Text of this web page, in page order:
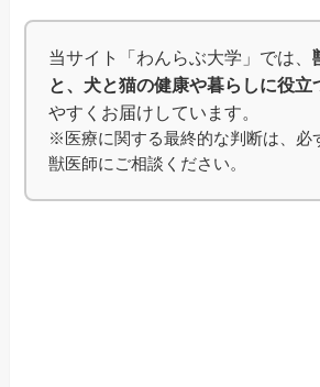
当サイト「わんらぶ大学」では、
と、犬と猫の健康や暮らしに役立
やすくお届けしています。
※医療に関する最終的な判断は、必
獣医師にご相談ください。